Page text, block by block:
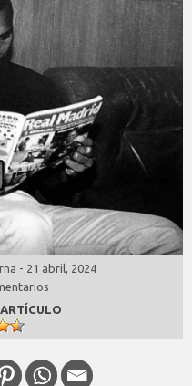
- 21 abril, 2024